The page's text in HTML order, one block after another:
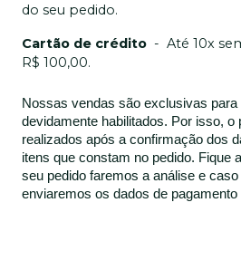
do seu pedido.
Cartão de crédito - Até 10x
R$ 100,00.
Nossas vendas são exclusivas
devidamente habilitados. Por isso, o
realizados após a confirmação dos
itens que constam no pedido. Fique
seu pedido faremos a análise e
enviaremos os dados de pagamento